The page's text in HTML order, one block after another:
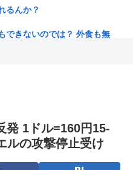
つて有能クリエイターを続々
77）をひき逃げの疑いで書
る下着を見たかった」コンビ
るんか？
できないのでは？ 外食も無
バスローブ姿で登場し会見中
て洗濯物が全部iQOS臭く
発 1ドル=160円15-
ルの攻撃停止受け